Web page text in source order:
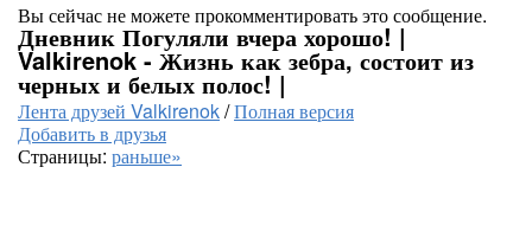
Вы сейчас не можете прокомментировать это сообщение.
Дневник Погуляли вчера хорошо! |
Valkirenok - Жизнь как зебра, состоит из
черных и белых полос! |
Лента друзей Valkirenok/Полная версия
Добавить в друзья
Страницы: раньше»